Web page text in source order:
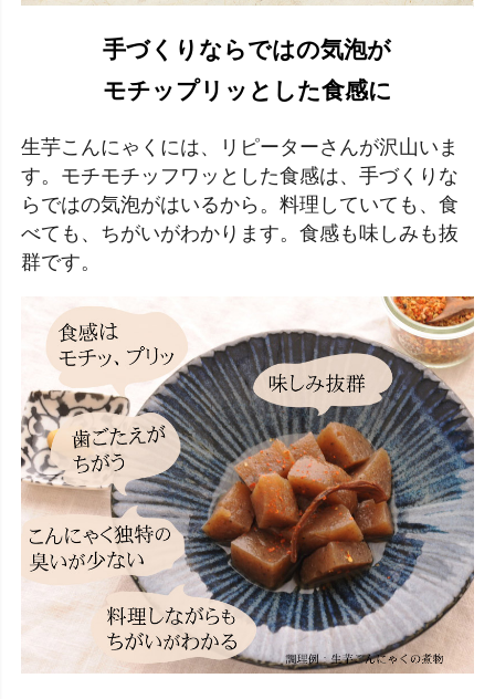
手づくりならではの気泡が
モチップリッとした食感に
生芋こんにゃくには、リピーターさんが沢山いま
す。モチモチッフワッとした食感は、手づくりな
らではの気泡がはいるから。料理していても、食
べても、ちがいがわかります。食感も味しみも抜
群です。